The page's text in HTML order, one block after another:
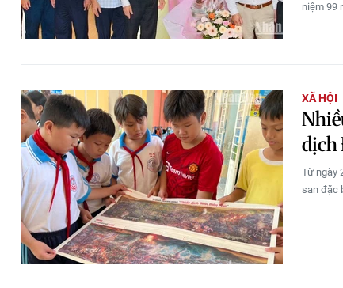
niệm 99
XÃ HỘI
dịch
Từ ngày
san đặc